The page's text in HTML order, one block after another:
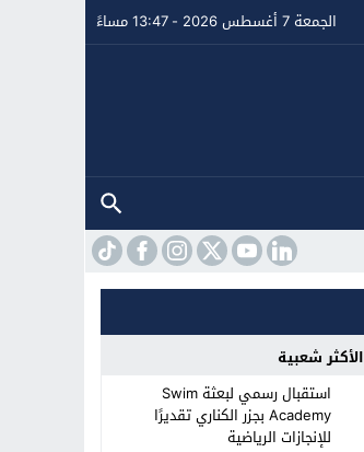
الجمعة 7 أغسطس 2026 - 13:47 مساءً
الأكثر شعبية
استقبال رسمي لبعثة Swim
Academy بجزر الكناري تقديرًا
للإنجازات الرياضية